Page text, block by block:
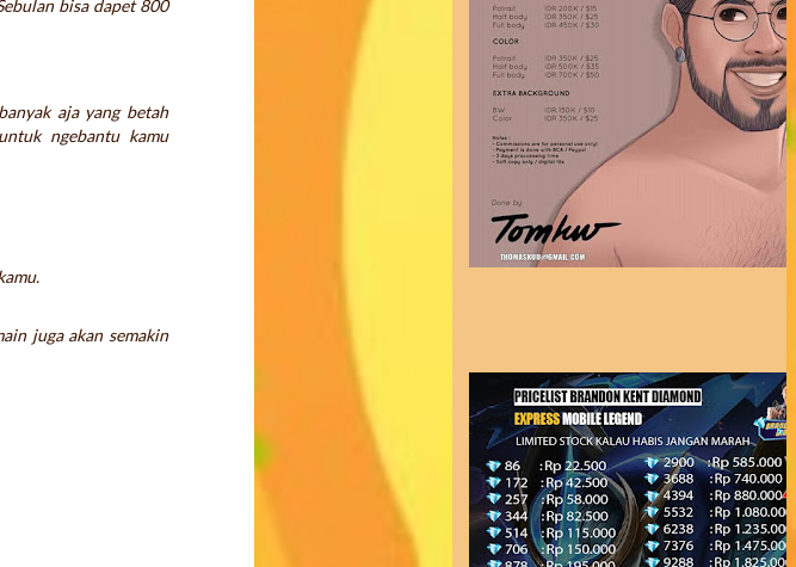
bisa dapet 800
aja yang betah
ngebantu kamu
juga akan semakin